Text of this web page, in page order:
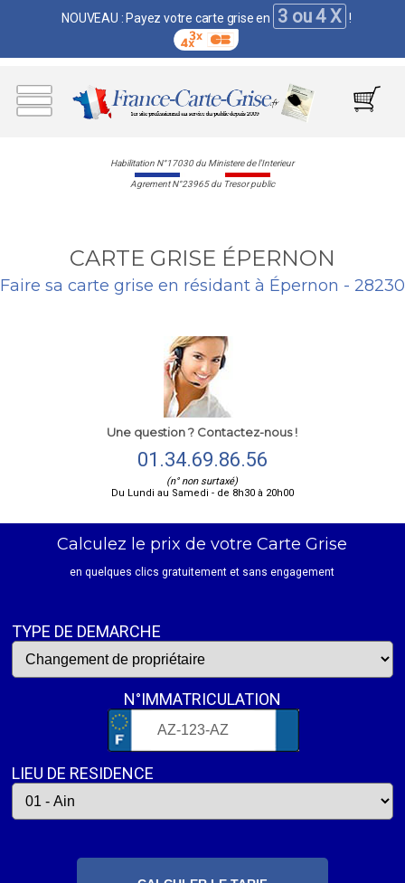
NOUVEAU : Payez votre carte grise en 3 ou 4 X !
Habilitation N°17030 du Ministere de l'Interieur
Agrement N°23965 du Tresor public
CARTE GRISE ÉPERNON
Faire sa carte grise en résidant à Épernon - 28230
Une question ? Contactez-nous !
01.34.69.86.56
(n° non surtaxé)
Du Lundi au Samedi - de 8h30 à 20h00
Calculez le prix de votre Carte Grise
en quelques clics gratuitement et sans engagement
TYPE DE DEMARCHE
N°IMMATRICULATION
LIEU DE RESIDENCE